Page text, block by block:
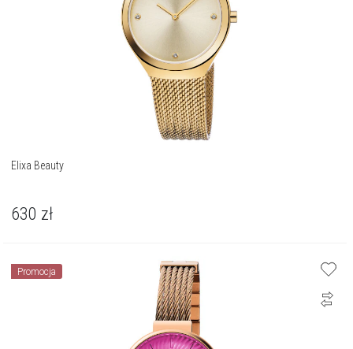
Elixa Beauty
630 zł
Promocja